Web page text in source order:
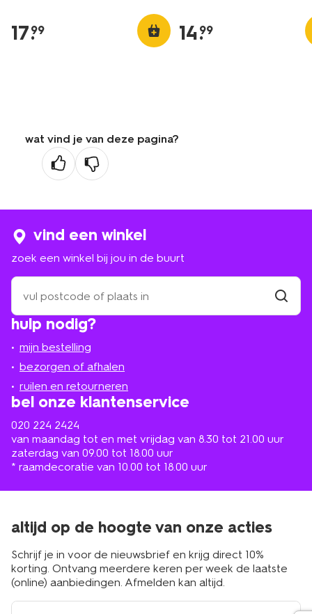
17.
99 14.
99
wat vind je van deze pagina?
hulp nodig?
mijn bestelling
bezorgen of afhalen
ruilen en retourneren
bel onze klantenservice
020 224 2424
van maandag tot en met vrijdag van 8.30 tot 21.00 uur
zaterdag van 09.00 tot 18.00 uur
* raamdecoratie van 10.00 tot 18.00 uur
vind een winkel
zoek een winkel bij jou in de buurt
zoek
een
winkel
bij
in
de
buurt
altijd op de hoogte van onze acties
Schrijf je in voor de nieuwsbrief en krijg direct 10%
korting. Ontvang meerdere keren per week de laatste
(online) aanbiedingen. Afmelden kan altijd.
e-